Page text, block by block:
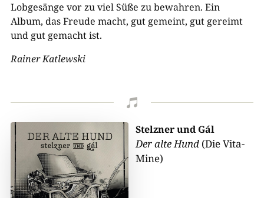
Lobgesänge vor zu viel Süße zu bewahren. Ein
Album, das Freude macht, gut gemeint, gut gereimt
und gut gemacht ist.
Rainer Katlewski

Stelzner und Gál
Der alte Hund (Die Vita-
Mine)